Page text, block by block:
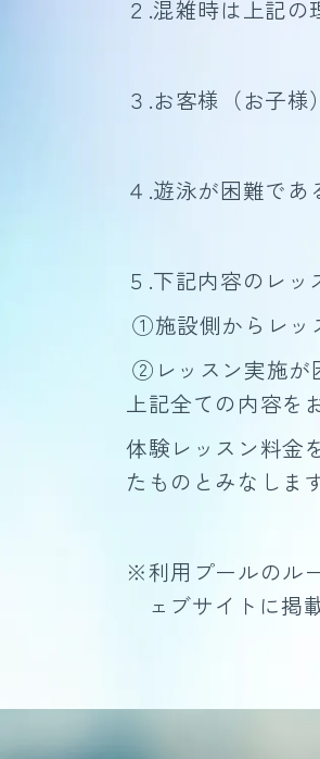
２.混雑時は上記
３.お客様（お子
４.遊泳が困難であ
５.下記内容のレ
①施設側からレッ
②レッスン実施が
上記全ての内容を
体験レッスン料金
たものとみなします
※利用プールのル
ェブサイトに掲